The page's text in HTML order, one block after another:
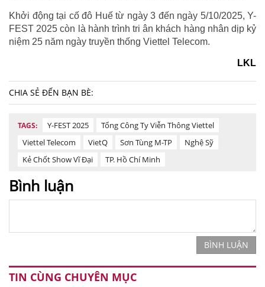
Khởi động tại cố đô Huế từ ngày 3 đến ngày 5/10/2025, Y-
FEST 2025 còn là hành trình tri ân khách hàng nhân dịp kỷ
niệm 25 năm ngày truyền thống Viettel Telecom.
LKL
CHIA SẺ ĐẾN BẠN BÈ:
TAGS: Y-FEST 2025
Tổng Công Ty Viễn Thông Viettel
Viettel Telecom
VietQ Sơn Tùng M-TP
Nghệ Sỹ
Kẻ Chốt Show Vĩ Đại
TP. Hồ Chí Minh
Bình luận
BÌNH LUẬN
TIN CÙNG CHUYÊN MỤC